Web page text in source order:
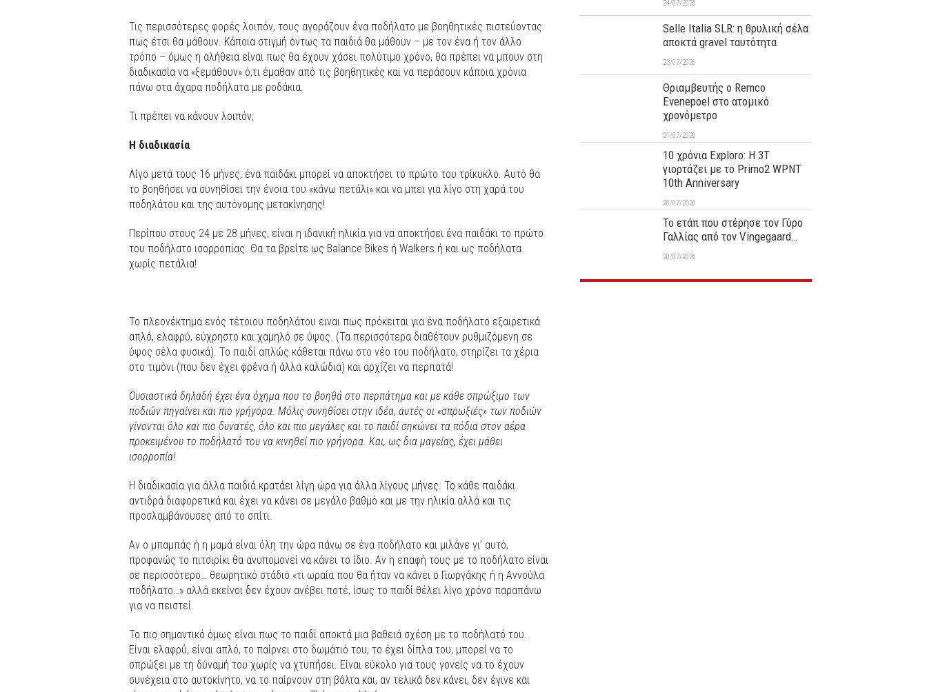
Τις περισσότερες φορές λοιπόν, τους αγοράζουν ένα ποδήλατο με βοηθητικές πιστεύοντας
πως έτσι θα μάθουν. Κάποια στιγμή όντως τα παιδιά θα μάθουν – με τον ένα ή τον άλλο
τρόπο – όμως η αλήθεια είναι πως θα έχουν χάσει πολύτιμο χρόνο, θα πρέπει να μπουν στη
διαδικασία να «ξεμάθουν» ό,τι έμαθαν από τις βοηθητικές και να περάσουν κάποια χρόνια
πάνω στα άχαρα ποδήλατα με ροδάκια.
Τι πρέπει να κάνουν λοιπόν;
Η διαδικασία
Λίγο μετά τους 16 μήνες, ένα παιδάκι μπορεί να αποκτήσει το πρώτο του τρίκυκλο. Αυτό θα
το βοηθήσει να συνηθίσει την ένοια του «κάνω πετάλι» και να μπει για λίγο στη χαρά του
ποδηλάτου και της αυτόνομης μετακίνησης!
Περίπου στους 24 με 28 μήνες, είναι η ιδανική ηλικία για να αποκτήσει ένα παιδάκι το πρώτο
του ποδήλατο ισορροπίας. Θα τα βρείτε ως Balance Bikes ή Walkers ή και ως ποδήλατα
χωρίς πετάλια!
Το πλεονέκτημα ενός τέτοιου ποδηλάτου ειναι πως πρόκειται για ένα ποδήλατο εξαιρετικά
απλό, ελαφρύ, εύχρηστο και χαμηλό σε ύψος. (Τα περισσότερα διαθέτουν ρυθμιζόμενη σε
ύψος σέλα φυσικά). Το παιδί απλώς κάθεται πάνω στο νέο του ποδήλατο, στηρίζει τα χέρια
στο τιμόνι (που δεν έχει φρένα ή άλλα καλώδια) και αρχίζει να περπατά!
Ουσιαστικά δηλαδή έχει ένα όχημα που το βοηθά στο περπάτημα και με κάθε σπρώξιμο των
ποδιών πηγαίνει και πιο γρήγορα. Μόλις συνηθίσει στην ιδέα, αυτές οι «σπρωξιές» των ποδιών
γίνονται όλο και πιο δυνατές, όλο και πιο μεγάλες και το παιδί σηκώνει τα πόδια στον αέρα
προκειμένου το ποδήλατό του να κινηθεί πιο γρήγορα. Και, ως δια μαγείας, έχει μάθει
ισορροπία!
Η διαδικασία για άλλα παιδιά κρατάει λίγη ώρα για άλλα λίγους μήνες. Το κάθε παιδάκι
αντιδρά διαφορετικά και έχει να κάνει σε μεγάλο βαθμό και με την ηλικία αλλά και τις
προσλαμβάνουσες από το σπίτι.
Αν ο μπαμπάς ή η μαμά είναι όλη την ώρα πάνω σε ένα ποδήλατο και μιλάνε γι’ αυτό,
προφανώς το πιτσιρίκι θα ανυπομονεί να κάνει το ίδιο. Αν η επαφή τους με το ποδήλατο είναι
σε περισσότερο… θεωρητικό στάδιο «τι ωραία που θα ήταν να κάνει ο Γιωργάκης ή η Αννούλα
ποδήλατο…» αλλά εκείνοι δεν έχουν ανέβει ποτέ, ίσως το παιδί θέλει λίγο χρόνο παραπάνω
για να πειστεί.
Το πιο σημαντικό όμως είναι πως το παιδί αποκτά μια βαθειά σχέση με το ποδήλατό του.
Είναι ελαφρύ, είναι απλό, το παίρνει στο δωμάτιό του, το έχει δίπλα του, μπορεί να το
σπρώξει με τη δύναμή του χωρίς να χτυπήσει. Είναι εύκολο για τους γονείς να το έχουν
συνέχεια στο αυτοκίνητο, να το παίρνουν στη βόλτα και, αν τελικά δεν κάνει, δεν έγινε και
24/07/2026
Selle Italia SLR: η θρυλική σέλα
αποκτά gravel ταυτότητα
23/07/2026
Θριαμβευτής ο Remco
Evenepoel στο ατομικό
χρονόμετρο
21/07/2026
10 χρόνια Exploro: Η 3T
γιορτάζει με το Primo2 WPNT
10th Anniversary
20/07/2026
Το ετάπ που στέρησε τον Γύρο
Γαλλίας από τον Vingegaard…
20/07/2026